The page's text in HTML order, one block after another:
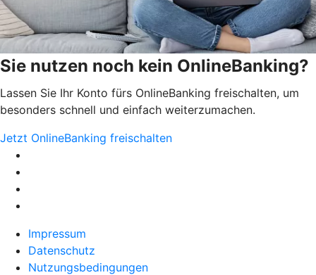
Sie nutzen noch kein OnlineBanking?
Lassen Sie Ihr Konto fürs OnlineBanking freischalten, um
besonders schnell und einfach weiterzumachen.
Jetzt OnlineBanking freischalten
Impressum
Datenschutz
Nutzungsbedingungen